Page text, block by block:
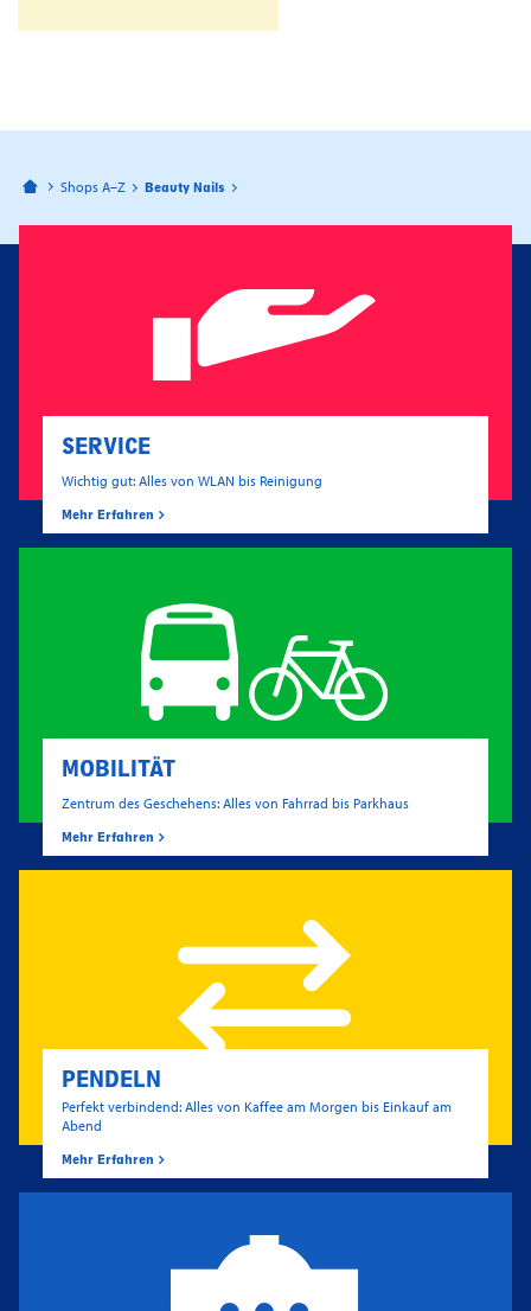
Bahnhofspassagen Potsdam
Shops A–Z Beauty Nails
SERVICE
Wichtig gut: Alles von WLAN bis Reinigung
Mehr Erfahren
MOBILITÄT
Zentrum des Geschehens: Alles von Fahrrad bis Parkhaus
Mehr Erfahren
PENDELN
Perfekt verbindend: Alles von Kaffee am Morgen bis Einkauf am
Abend
Mehr Erfahren